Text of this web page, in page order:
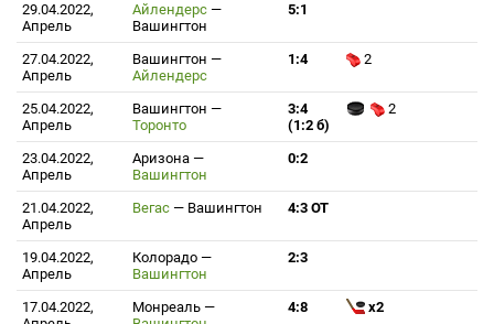
29.04.2022,
Апрель
Айлендерс —
Вашингтон
5:1
27.04.2022,
Апрель
Вашингтон —
Айлендерс
1:4 2
25.04.2022,
Апрель
Вашингтон —
Торонто
3:4
(1:2 б)
2
23.04.2022,
Апрель
Аризона —
Вашингтон
0:2
21.04.2022,
Апрель
Вегас — Вашингтон 4:3 ОТ
19.04.2022,
Апрель
Колорадо —
Вашингтон
2:3
17.04.2022,
Монреаль —
4:8 x2